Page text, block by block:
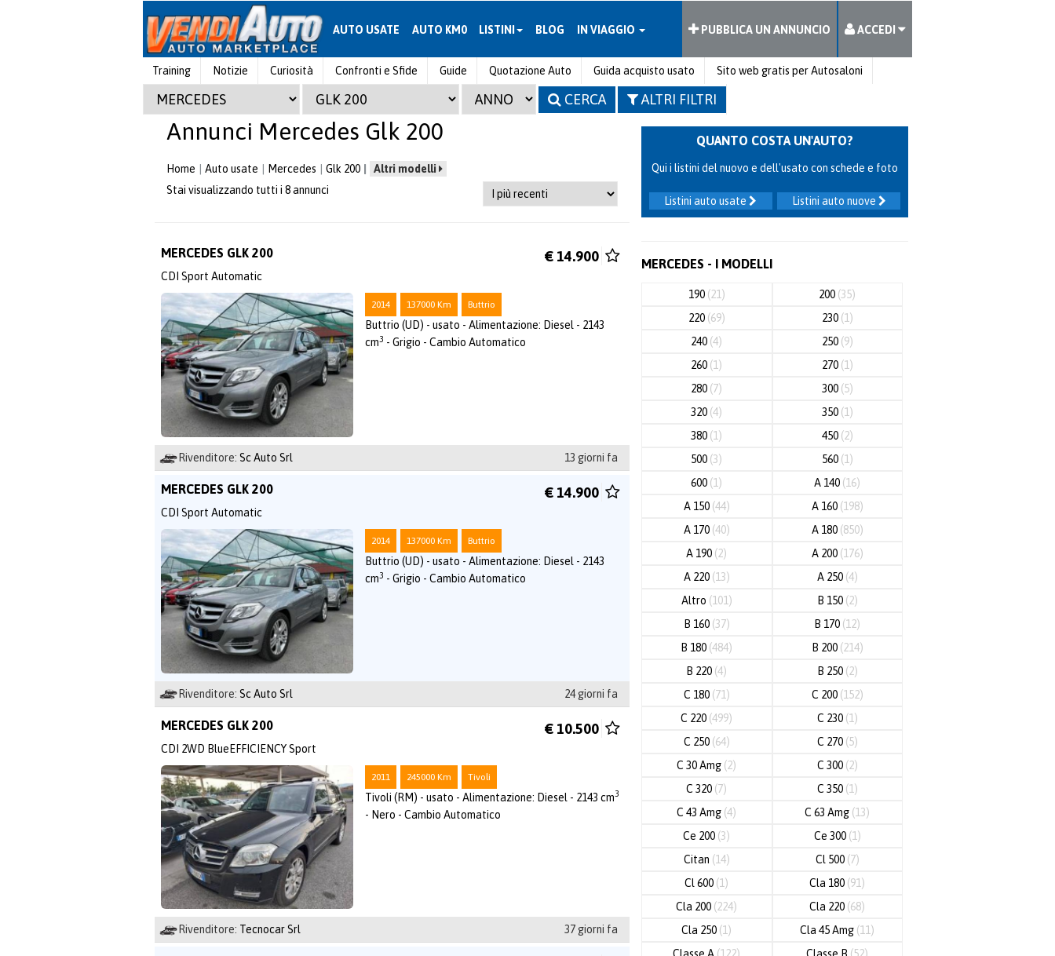
AUTO USATE AUTO KM0 LISTINI BLOG IN VIAGGIO PUBBLICA UN ANNUNCIO ACCEDI
Training Notizie Curiosità Confronti e Sfide Guide Quotazione Auto Guida acquisto usato Sito web gratis per Autosaloni
CERCA ALTRI FILTRI
Annunci Mercedes Glk 200
Home Auto usate Mercedes Glk 200
Altri modelli
Stai visualizzando tutti i 8 annunci
MERCEDES GLK 200
CDI Sport Automatic
€ 14.900
2014 137000 Km Buttrio
Buttrio (UD) - usato - Alimentazione: Diesel - 2143
cm3 - Grigio - Cambio Automatico
Rivenditore: Sc Auto Srl 13 giorni fa
MERCEDES GLK 200
CDI Sport Automatic
€ 14.900
2014 137000 Km Buttrio
Buttrio (UD) - usato - Alimentazione: Diesel - 2143
cm3 - Grigio - Cambio Automatico
Rivenditore: Sc Auto Srl 24 giorni fa
MERCEDES GLK 200
CDI 2WD BlueEFFICIENCY Sport
€ 10.500
2011 245000 Km Tivoli
Tivoli (RM) - usato - Alimentazione: Diesel - 2143 cm3
- Nero - Cambio Automatico
Rivenditore: Tecnocar Srl 37 giorni fa
QUANTO COSTA UN'AUTO?
Qui i listini del nuovo e dell'usato con schede e foto
Listini auto nuove
Listini auto usate
MERCEDES - I MODELLI
190 (21) 200 (35)
220 (69) 230 (1)
240 (4) 250 (9)
260 (1) 270 (1)
280 (7) 300 (5)
320 (4) 350 (1)
380 (1) 450 (2)
500 (3) 560 (1)
600 (1) A 140 (16)
A 150 (44) A 160 (198)
A 170 (40) A 180 (850)
A 190 (2) A 200 (176)
A 220 (13) A 250 (4)
Altro (101) B 150 (2)
B 160 (37) B 170 (12)
B 180 (484) B 200 (214)
B 220 (4) B 250 (2)
C 180 (71) C 200 (152)
C 220 (499) C 230 (1)
C 250 (64) C 270 (5)
C 30 Amg (2) C 300 (2)
C 320 (7) C 350 (1)
C 43 Amg (4) C 63 Amg (13)
Ce 200 (3) Ce 300 (1)
Citan (14) Cl 500 (7)
Cl 600 (1) Cla 180 (91)
Cla 200 (224) Cla 220 (68)
Cla 250 (1) Cla 45 Amg (11)